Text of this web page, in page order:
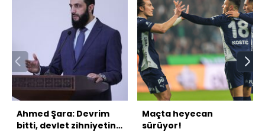
Ahmed Şara: Devrim
bitti, devlet zihniyetine
Maçta heyecan
sürüyor!